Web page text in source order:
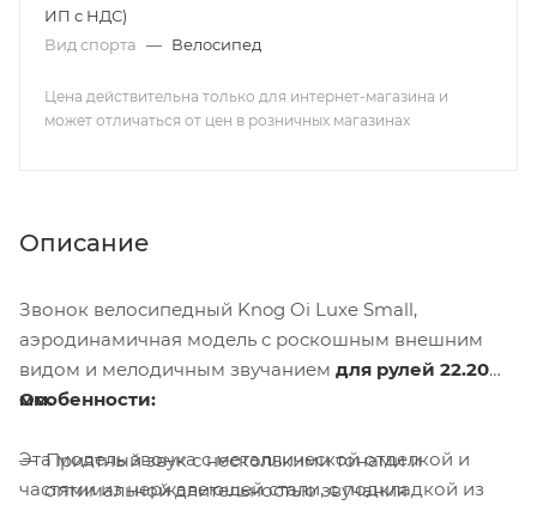
ИП с НДС)
Вид спорта — Велосипед
Цена действительна только для интернет-магазина и
может отличаться от цен в розничных магазинах
Описание
Звонок велосипедный Knog Oi Luxe Small,
аэродинамичная модель с роскошным внешним
видом и мелодичным звучанием для рулей 22.20
мм.
Эта модель звонка с металлической отделкой и
частями из нержавеющей стали, с подкладкой из
Особенности:
Приятный звук с несколькими тонами и
оптимальной длительностью звучания